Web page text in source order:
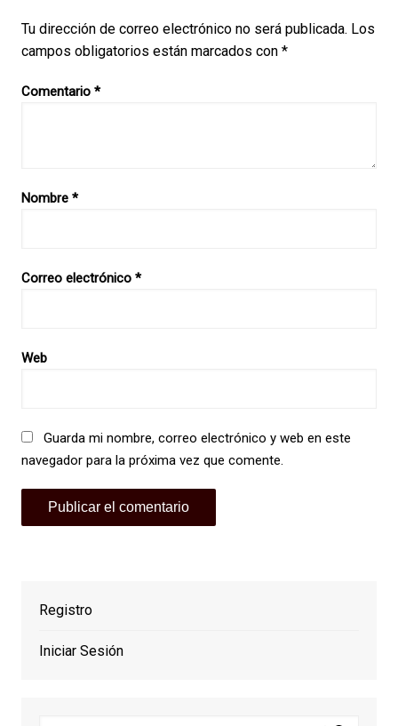
Tu dirección de correo electrónico no será publicada. Los
campos obligatorios están marcados con *
Comentario *
Nombre *
Correo electrónico *
Web
Guarda mi nombre, correo electrónico y web en este
navegador para la próxima vez que comente.
Registro
Iniciar Sesión